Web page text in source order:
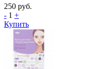
250 руб.
- 1 +
Купить